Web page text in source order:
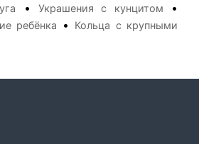
• Украшения с кунцитом •
ребёнка •
Кольца с крупными